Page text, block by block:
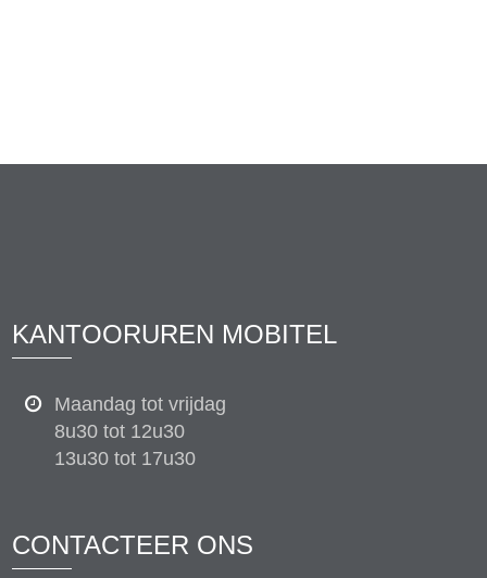
KANTOORUREN MOBITEL
Maandag tot vrijdag
8u30 tot 12u30
13u30 tot 17u30
CONTACTEER ONS